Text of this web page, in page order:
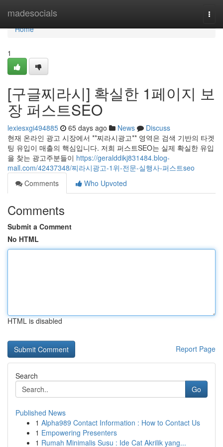
madesocials
Home
Home
1
[구글찌라시] 확실한 1페이지 보
장 퍼스트SEO
lexiesxgi494885 65 days ago News
Discuss
현재 온라인 광고 시장에서 **찌라시광고** 영역은 검색 기반의 타겟
팅 유입이 매출의 핵심입니다. 저희 퍼스트SEO는 실제 확실한 유입
을 찾는 광고주분들이 https://geralddikj831484.blog-
mall.com/42437348/찌라시광고-1위-전문-실행사-퍼스트seo
Comments
Who Upvoted
Comments
Submit a Comment
No HTML
HTML is disabled
Report Page
Search
Go
Published News
1 Alpha989 Contact Information : How to Contact Us
1 Empowering Presenters
1 Rumah Minimalis Susu : Ide Cat Akrilik yang...